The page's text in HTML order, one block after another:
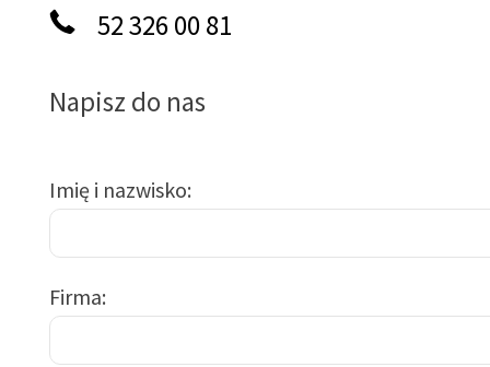
52 326 00 81
Napisz do nas
Imię i nazwisko
Firma